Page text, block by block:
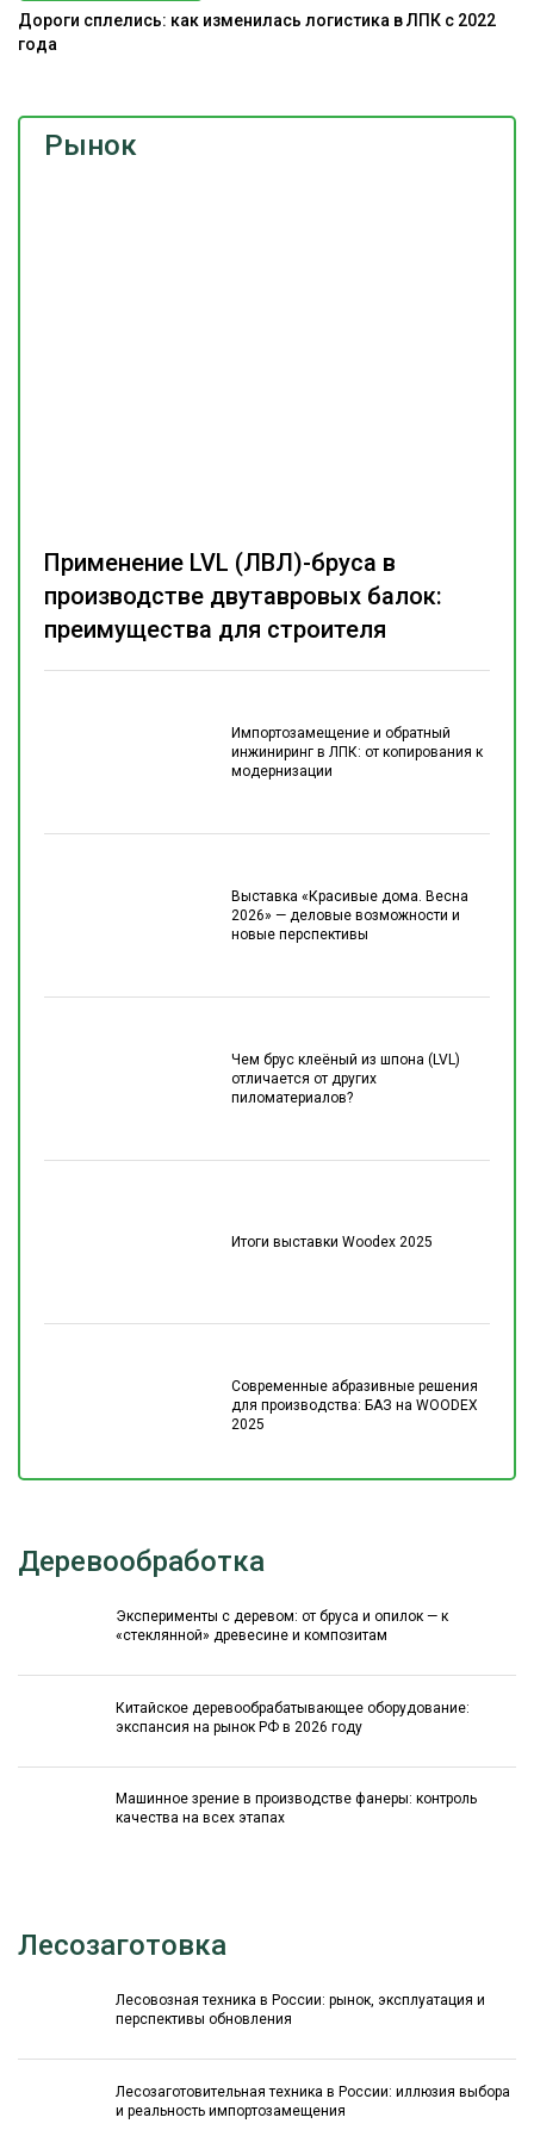
Рынок
Импортозамещение и обратный
инжиниринг в ЛПК: от копирования к
модернизации
Выставка «Красивые дома. Весна
2026» — деловые возможности и
новые перспективы
Чем брус клеёный из шпона (LVL)
отличается от других
пиломатериалов?
Итоги выставки Woodex 2025
Современные абразивные решения
для производства: БАЗ на WOODEX
2025
Применение LVL (ЛВЛ)-бруса в
производстве двутавровых балок:
преимущества для строителя
Дороги сплелись: как изменилась логистика в ЛПК с 2022
года
Деревообработка
Эксперименты с деревом: от бруса и опилок — к
«стеклянной» древесине и композитам
Китайское деревообрабатывающее оборудование:
экспансия на рынок РФ в 2026 году
Машинное зрение в производстве фанеры: контроль
качества на всех этапах
Лесозаготовка
Лесовозная техника в России: рынок, эксплуатация и
перспективы обновления
Лесозаготовительная техника в России: иллюзия выбора
и реальность импортозамещения